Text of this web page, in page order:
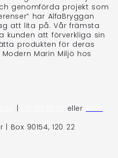
genomförda projekt som
har AlfaBryggan
att lita på. Vår främsta
kunden att förverkliga sin
produkten för deras
Marin Miljö hos
eller
Box 90154, 120 22